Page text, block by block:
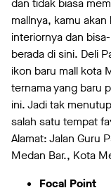
mallnya, kamu
interiornya dan
berada di sini. Deli
ikon baru mall kota
ternama yang baru
ini. Jadi tak
salah satu tempat
Alamat: Jalan Guru
Medan Bar., Kota
Focal Point